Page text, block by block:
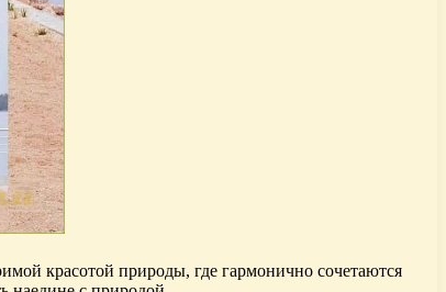
красотой природы, где гармонично сочетаются